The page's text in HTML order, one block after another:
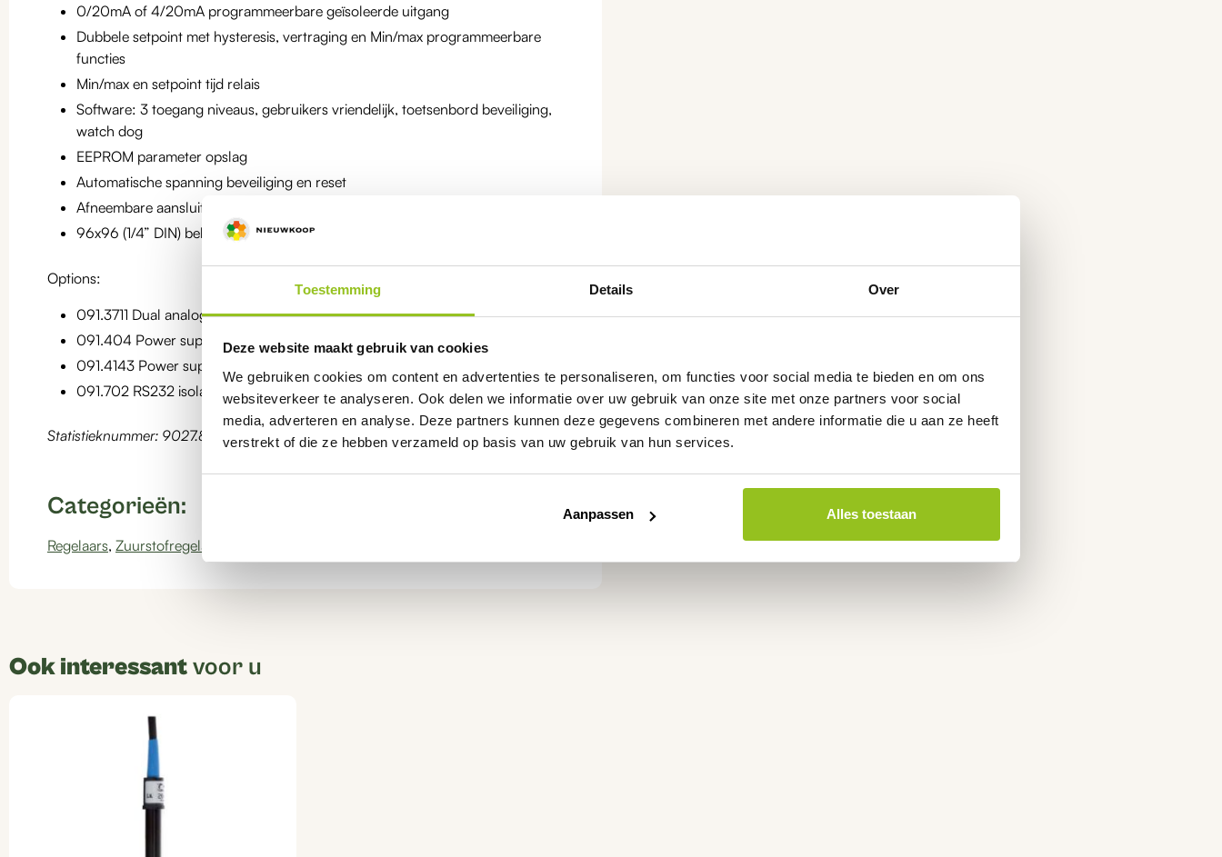
Toestemming Details Over
Deze website maakt gebruik van cookies
We gebruiken cookies om content en advertenties te personaliseren, om functies voor social media te bieden en om ons
websiteverkeer te analyseren. Ook delen we informatie over uw gebruik van onze site met onze partners voor social
media, adverteren en analyse. Deze partners kunnen deze gegevens combineren met andere informatie die u aan ze heeft
verstrekt of die ze hebben verzameld op basis van uw gebruik van hun services.
Aanpassen Alles toestaan
0/20mA of 4/20mA programmeerbare geïsoleerde uitgang
Dubbele setpoint met hysteresis, vertraging en Min/max programmeerbare
functies
Min/max en setpoint tijd relais
Software: 3 toegang niveaus, gebruikers vriendelijk, toetsenbord beveiliging,
watch dog
EEPROM parameter opslag
Automatische spanning beveiliging en reset
Afneembare aansluit strips
96x96 (1/4” DIN) behuizing
Options:
091.3711 Dual analog output
091.404 Power supply 24 Vac
091.4143 Power supply 9/36 Vdc
091.702 RS232 isolated output
Statistieknummer: 9027.80.17
Categorieën:
Regelaars, Zuurstofregelaars
Ook interessantvoor u